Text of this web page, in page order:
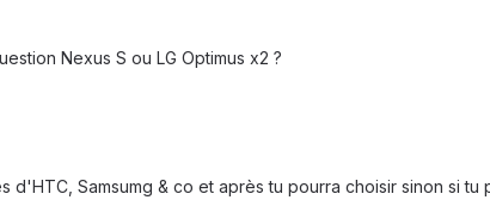
Nexus S ou LG Optimus x2 ?
d'HTC, Samsumg & co et après tu pourra choisir sinon si